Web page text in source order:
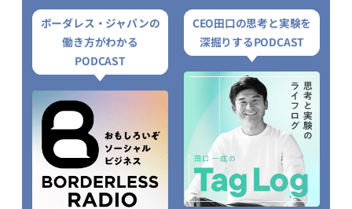
ボーダレス・ジャパンの
働き方がわかる
PODCAST
CEO田口の思考と実験を
深掘りするPODCAST